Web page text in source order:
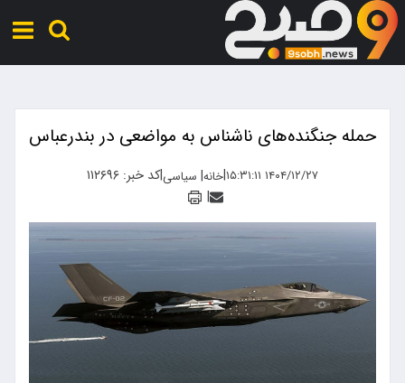
حمله جنگنده‌های ناشناس به مواضعی در بندرعباس
۱۴۰۴/۱۲/۲۷ ۱۵:۳۱:۱۱ |خانه| سیاسی|کد خبر: ۱۱۲۶۹۶
|